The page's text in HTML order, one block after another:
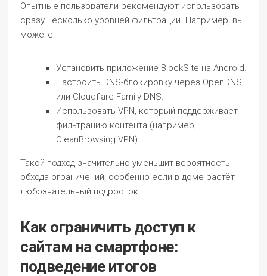
Опытные пользователи рекомендуют использовать
сразу несколько уровней фильтрации. Например, вы
можете:
Установить приложение BlockSite на Android.
Настроить DNS-блокировку через OpenDNS
или Cloudflare Family DNS.
Использовать VPN, который поддерживает
фильтрацию контента (например,
CleanBrowsing VPN).
Такой подход значительно уменьшит вероятность
обхода ограничений, особенно если в доме растёт
любознательный подросток.
Как ограничить доступ к
сайтам на смартфоне:
подведение итогов